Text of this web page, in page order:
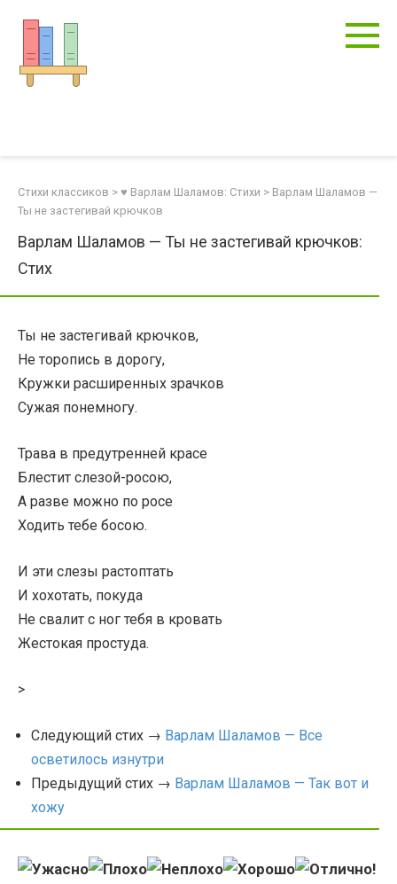
контенту
Стихи классиков > ♥ Варлам Шаламов: Стихи > Варлам Шаламов —
Ты не застегивай крючков
Варлам Шаламов — Ты не застегивай крючков:
Стих
Ты не застегивай крючков,
Не торопись в дорогу,
Кружки расширенных зрачков
Сужая понемногу.
Трава в предутренней красе
Блестит слезой-росою,
А разве можно по росе
Ходить тебе босою.
И эти слезы растоптать
И хохотать, покуда
Не свалит с ног тебя в кровать
Жестокая простуда.
>
Следующий стих → Варлам Шаламов — Все
осветилось изнутри
Предыдущий стих → Варлам Шаламов — Так вот и
хожу